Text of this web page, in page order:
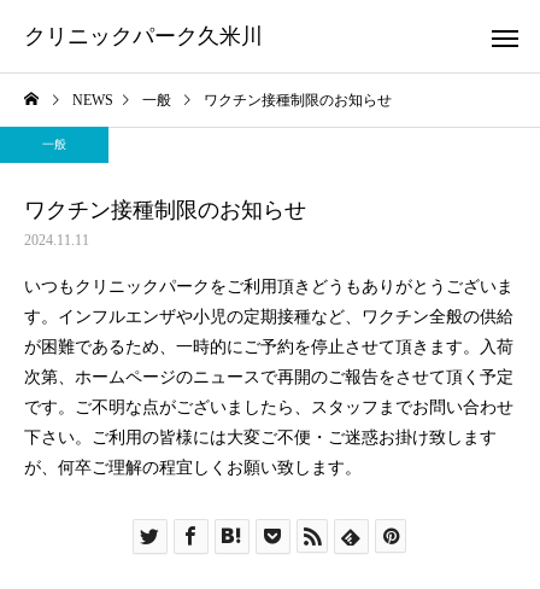
クリニックパーク久米川
NEWS 一般 ワクチン接種制限のお知らせ
一般
ワクチン接種制限のお知らせ
2024.11.11
いつもクリニックパークをご利用頂きどうもありがとうございま
す。インフルエンザや小児の定期接種など、ワクチン全般の供給
が困難であるため、一時的にご予約を停止させて頂きます。入荷
次第、ホームページのニュースで再開のご報告をさせて頂く予定
です。ご不明な点がございましたら、スタッフまでお問い合わせ
下さい。ご利用の皆様には大変ご不便・ご迷惑お掛け致します
が、何卒ご理解の程宜しくお願い致します。